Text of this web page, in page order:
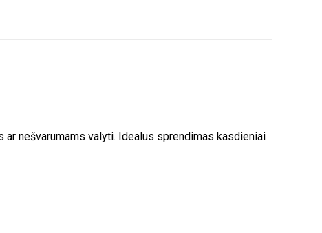
nešvarumams valyti. Idealus sprendimas kasdieniai